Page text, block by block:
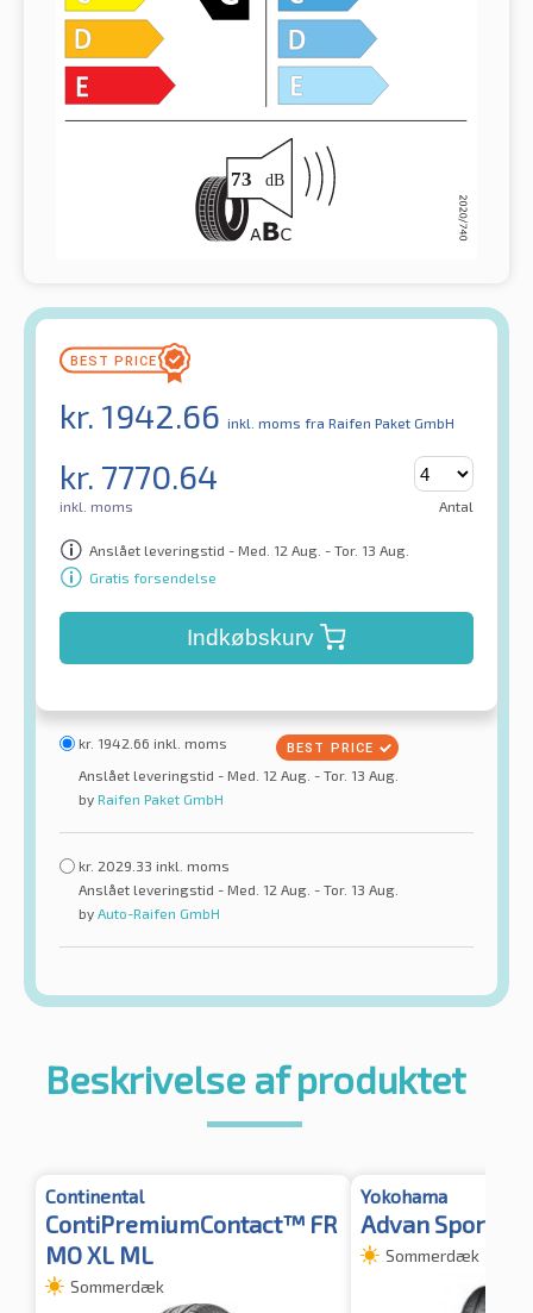
kr. 1942.66 inkl. moms fra Raifen Paket GmbH
kr. 7770.64
inkl. moms Antal
Anslået leveringstid - Med. 12 Aug. - Tor. 13 Aug.
Gratis forsendelse
Indkøbskurv
kr. 1942.66 inkl. moms
Anslået leveringstid - Med. 12 Aug. - Tor. 13 Aug.
by Raifen Paket GmbH
kr. 2029.33 inkl. moms
Anslået leveringstid - Med. 12 Aug. - Tor. 13 Aug.
by Auto-Raifen GmbH
Beskrivelse af produktet
Continental
ContiPremiumContact™ FR
MO XL ML
Sommerdæk
Yokohama
Advan Sport
Sommerdæk